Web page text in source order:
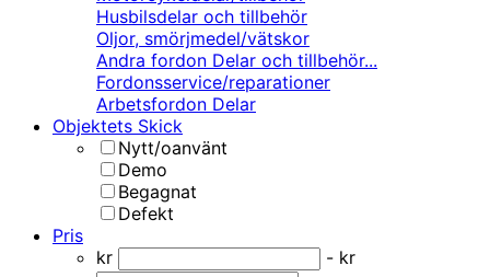
Husbilsdelar och tillbehör
Oljor, smörjmedel/vätskor
Andra fordon Delar och tillbehör...
Fordonsservice/reparationer
Arbetsfordon Delar
Objektets Skick
Nytt/oanvänt
Demo
Begagnat
Defekt
Pris
kr
- kr